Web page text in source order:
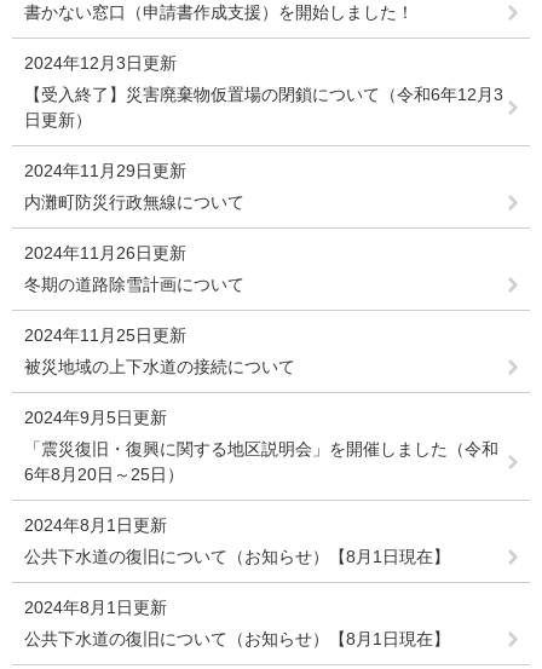
書かない窓口（申請書作成支援）を開始しました！
2024年12月3日更新
【受入終了】災害廃棄物仮置場の閉鎖について（令和6年12月3
日更新）
2024年11月29日更新
内灘町防災行政無線について
2024年11月26日更新
冬期の道路除雪計画について
2024年11月25日更新
被災地域の上下水道の接続について
2024年9月5日更新
「震災復旧・復興に関する地区説明会」を開催しました（令和
6年8月20日～25日）
2024年8月1日更新
公共下水道の復旧について（お知らせ）【8月1日現在】
2024年8月1日更新
公共下水道の復旧について（お知らせ）【8月1日現在】